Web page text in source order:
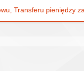
Transferu pieniędzy